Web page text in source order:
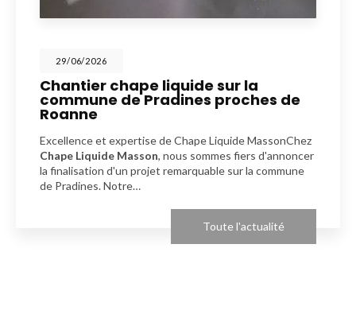
29/06/2026
Chantier chape liquide sur la
commune de Pradines proches de
Roanne
Excellence et expertise de Chape Liquide MassonChez
Chape Liquide Masson, nous sommes fiers d'annoncer
la finalisation d'un projet remarquable sur la commune
de Pradines. Notre…
Toute l'actualité